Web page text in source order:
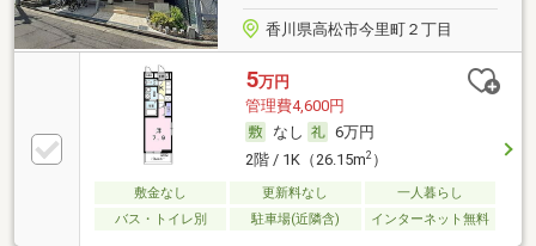
香川県高松市今里町２丁目
5万円
管理費4,600円
なし
6万円
2階 / 1K（26.15m2）
敷金なし 更新料なし
一人暮らし
バス・トイレ別
駐車場(近隣含) インターネット無料